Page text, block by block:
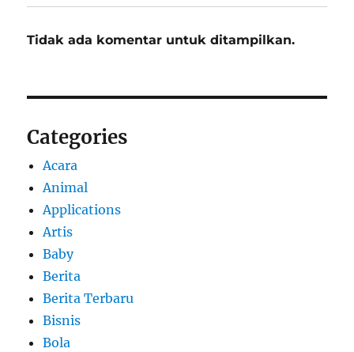
Tidak ada komentar untuk ditampilkan.
Categories
Acara
Animal
Applications
Artis
Baby
Berita
Berita Terbaru
Bisnis
Bola